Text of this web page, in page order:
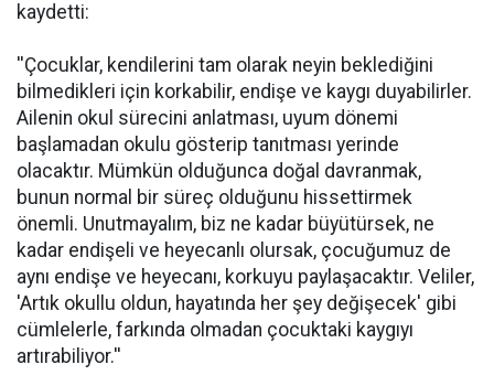
kaydetti:
''Çocuklar, kendilerini tam olarak neyin beklediğini
bilmedikleri için korkabilir, endişe ve kaygı duyabilirler.
Ailenin okul sürecini anlatması, uyum dönemi
başlamadan okulu gösterip tanıtması yerinde
olacaktır. Mümkün olduğunca doğal davranmak,
bunun normal bir süreç olduğunu hissettirmek
önemli. Unutmayalım, biz ne kadar büyütürsek, ne
kadar endişeli ve heyecanlı olursak, çocuğumuz de
aynı endişe ve heyecanı, korkuyu paylaşacaktır. Veliler,
'Artık okullu oldun, hayatında her şey değişecek' gibi
cümlelerle, farkında olmadan çocuktaki kaygıyı
artırabiliyor.''